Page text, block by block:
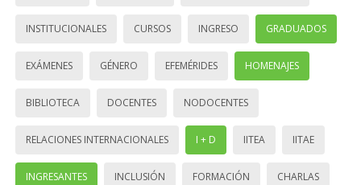
INSTITUCIONALES CURSOS INGRESO GRADUADOS
EXÁMENES GÉNERO EFEMÉRIDES HOMENAJES
BIBLIOTECA DOCENTES NODOCENTES
RELACIONES INTERNACIONALES I + D IITEA IITAE
INGRESANTES INCLUSIÓN FORMACIÓN CHARLAS